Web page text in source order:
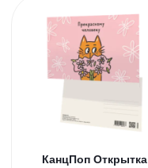
КанцПоп Открытка